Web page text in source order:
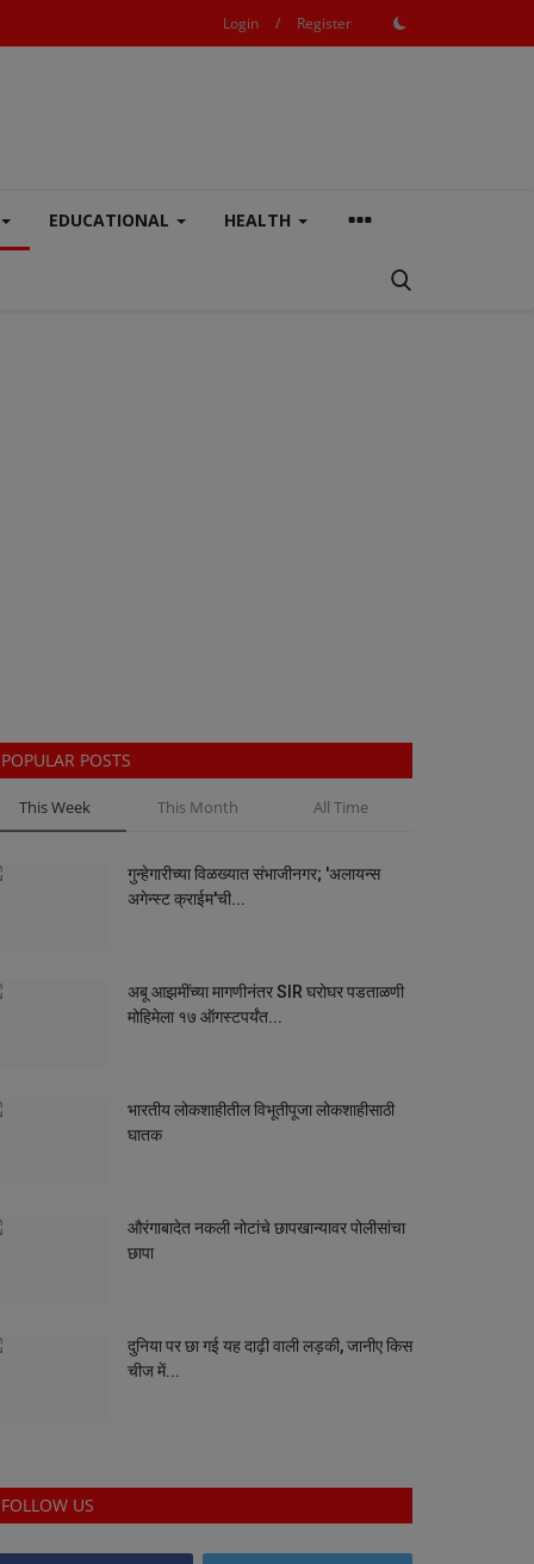
Login / Register
EDUCATIONAL HEALTH
POPULAR POSTS
This Week This Month All Time
गुन्हेगारीच्या विळख्यात संभाजीनगर; 'अलायन्स
अगेन्स्ट क्राईम'ची...
अबू आझमींच्या मागणीनंतर SIR घरोघर पडताळणी
मोहिमेला १७ ऑगस्टपर्यंत...
भारतीय लोकशाहीतील विभूतीपूजा लोकशाहीसाठी
घातक
औरंगाबादेत नकली नोटांचे छापखान्यावर पोलीसांचा
छापा
दुनिया पर छा गई यह दाढ़ी वाली लड़की, जानीए किस
चीज में...
FOLLOW US